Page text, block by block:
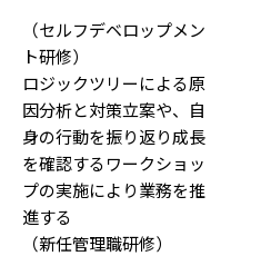
（セルフデベロップメン
ト研修）
ロジックツリーによる原
因分析と対策立案や、自
身の行動を振り返り成長
を確認するワークショッ
プの実施により業務を推
進する
（新任管理職研修）